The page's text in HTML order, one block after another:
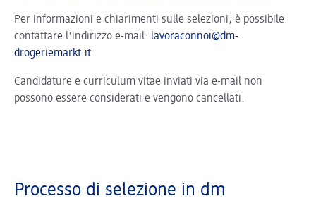
Per informazioni e chiarimenti sulle selezioni, è possibile
contattare l'indirizzo e-mail: lavoraconnoi@dm-
drogeriemarkt.it
Candidature e curriculum vitae inviati via e-mail non
possono essere considerati e vengono cancellati.
Processo di selezione in dm